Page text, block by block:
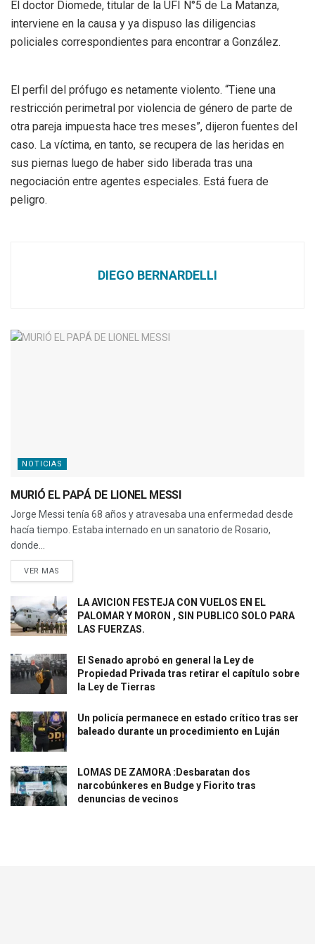
El doctor Diomede, titular de la UFI N°5 de La Matanza,
interviene en la causa y ya dispuso las diligencias
policiales correspondientes para encontrar a González.
El perfil del prófugo es netamente violento. “Tiene una
restricción perimetral por violencia de género de parte de
otra pareja impuesta hace tres meses”, dijeron fuentes del
caso. La víctima, en tanto, se recupera de las heridas en
sus piernas luego de haber sido liberada tras una
negociación entre agentes especiales. Está fuera de
peligro.
DIEGO BERNARDELLI
NOTICIAS
MURIÓ EL PAPÁ DE LIONEL MESSI
Jorge Messi tenía 68 años y atravesaba una enfermedad desde
hacía tiempo. Estaba internado en un sanatorio de Rosario,
donde...
VER MAS
LA AVICION FESTEJA CON VUELOS EN EL
PALOMAR Y MORON , SIN PUBLICO SOLO PARA
LAS FUERZAS.
El Senado aprobó en general la Ley de
Propiedad Privada tras retirar el capítulo sobre
la Ley de Tierras
Un policía permanece en estado crítico tras ser
baleado durante un procedimiento en Luján
LOMAS DE ZAMORA :Desbaratan dos
narcobúnkeres en Budge y Fiorito tras
denuncias de vecinos